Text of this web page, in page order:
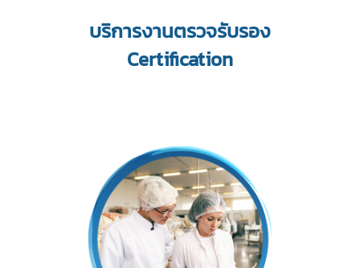
บริการงานตรวจรับรอง
Certification